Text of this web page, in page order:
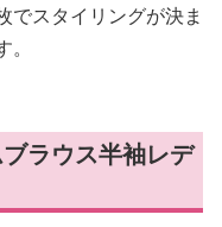
でスタイリングが決ま
ラウス半袖レデ